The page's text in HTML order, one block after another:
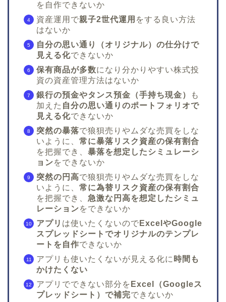
を自作できないか
資産運用で親子2世代運用 をする良い方法
はないか
自分の思い通り（オリジナル）の仕分けで
見える化できないか
保有商品が多数になり分かりやすい株式投
資の資産管理方法はないか
銀行の預金やタンス預金（手持ち現金）
も
加えた 自分の思い通りのポートフォリオで
見える化できないか
突然の暴落で狼狽売りやムダな売買をしな
いように、 常に暴落リスク資産の保有割合
を把握でき、 暴落を想定したシミュレーシ
ョンをできないか
突然の円高で狼狽売りやムダな売買をしな
いように、 常に為替リスク資産の保有割合
を把握でき、 急激な円高を想定したシミュ
レーションをできないか
アプリ は使いたくないので ExcelやGoogle
スプレッドシートでオリジナルのテンプレ
ートを自作できないか
アプリも使いたくないが見える化に時間も
かけたくない
アプリでできない部分を Excel（Googleス
プレッドシート）で補完できないか